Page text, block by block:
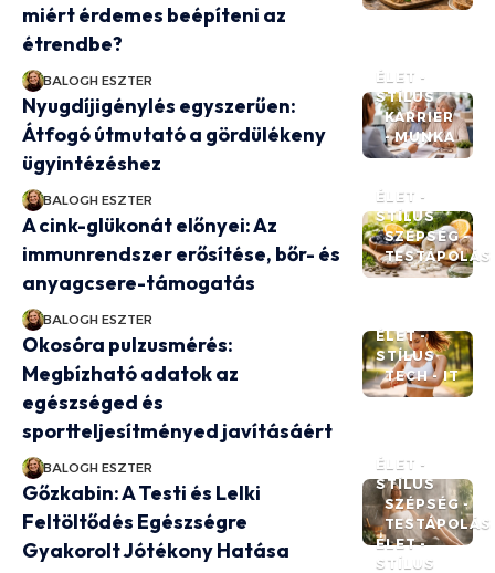
miért érdemes beépíteni az
étrendbe?
BALOGH ESZTER
ÉLET -
STÍLUS
KARRIER
- MUNKA
Nyugdíjigénylés egyszerűen:
Átfogó útmutató a gördülékeny
ügyintézéshez
BALOGH ESZTER
ÉLET -
STÍLUS
SZÉPSÉG -
TESTÁPOLÁS
A cink-glükonát előnyei: Az
immunrendszer erősítése, bőr- és
anyagcsere-támogatás
BALOGH ESZTER
ÉLET -
STÍLUS
TECH - IT
Okosóra pulzusmérés:
Megbízható adatok az
egészséged és
sportteljesítményed javításáért
BALOGH ESZTER
ÉLET -
STÍLUS
SZÉPSÉG -
TESTÁPOLÁS
Gőzkabin: A Testi és Lelki
Feltöltődés Egészségre
Gyakorolt Jótékony Hatása
ÉLET -
STÍLUS